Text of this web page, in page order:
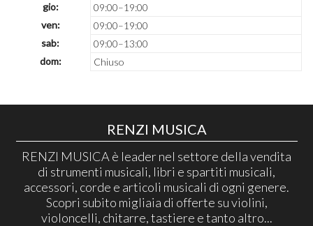
gio:
09:00–19:00
ven:
09:00–19:00
sab:
09:00–13:00
dom:
Chiuso
RENZI MUSICA
RENZI MUSICA è leader nel settore della vendita
di strumenti musicali, libri e spartiti musicali,
accessori, corde e articoli musicali di ogni genere.
Scopri subito migliaia di offerte su violini,
violoncelli, chitarre, tastiere e tanto altro...